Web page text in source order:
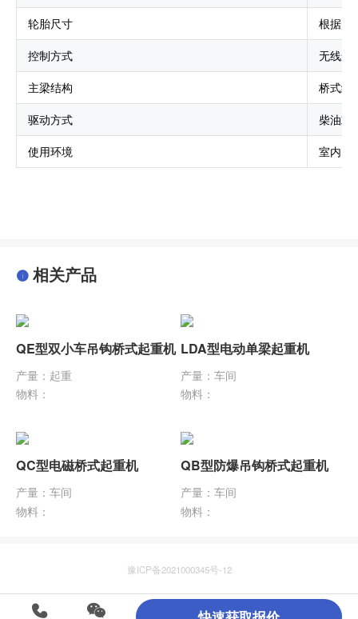
轮胎尺寸
根据起
控制方式
无线遥
主梁结构
桥式结
驱动方式
柴油或
使用环境
室内、
相关产品
QE型双小车吊钩桥式起重机
产量：起重
物料：
LDA型电动单梁起重机
产量：车间
物料：
QC型电磁桥式起重机
产量：车间
物料：
QB型防爆吊钩桥式起重机
产量：车间
物料：
豫ICP备2021000345号-12